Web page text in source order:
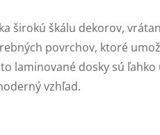
širokú škálu dekorov,
povrchov, ktoré
laminované dosky sú
vzhľad.